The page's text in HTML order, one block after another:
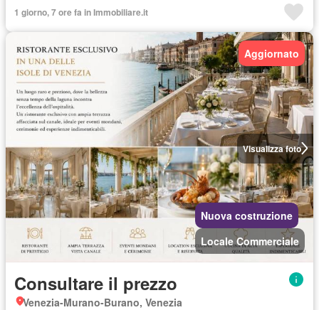
1 giorno, 7 ore fa in Immobiliare.it
Visualizza foto
Aggiornato
Nuova costruzione
Locale Commerciale
Consultare il prezzo
Venezia-Murano-Burano, Venezia